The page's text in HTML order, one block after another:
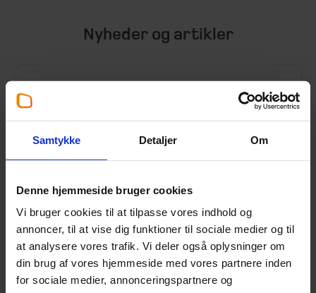
Samtykke Detaljer Om
Denne hjemmeside bruger cookies
Vi bruger cookies til at tilpasse vores indhold og
annoncer, til at vise dig funktioner til sociale medier og til
at analysere vores trafik. Vi deler også oplysninger om
din brug af vores hjemmeside med vores partnere inden
for sociale medier, annonceringspartnere og
Nyheder og artikler
Tid til at søge refusion for
moms i udlandet for udgifter
fra år 2025
3. august 2026
Fristen for at søge om momsrefusion i
udlandet nærmer sig.
Læs mere